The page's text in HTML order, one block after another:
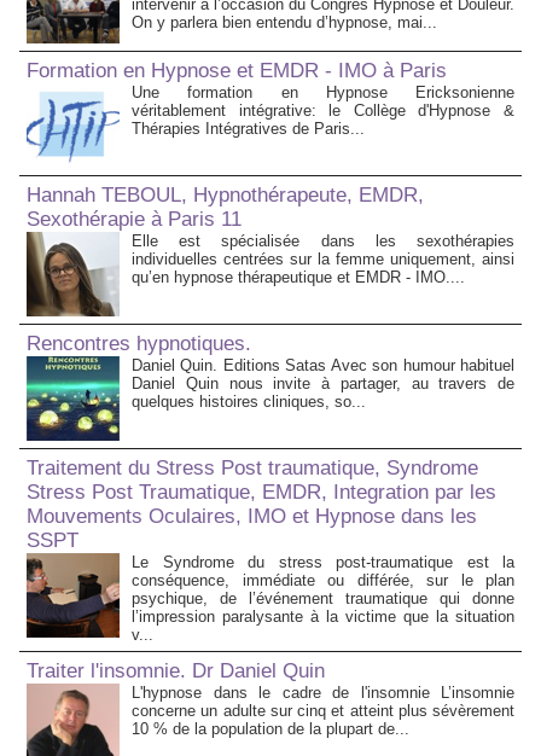
intervenir à l’occasion du Congrès Hypnose et Douleur.
On y parlera bien entendu d’hypnose, mai...
Formation en Hypnose et EMDR - IMO à Paris
Une formation en Hypnose Ericksonienne
véritablement intégrative: le Collège d'Hypnose &
Thérapies Intégratives de Paris...
Hannah TEBOUL, Hypnothérapeute, EMDR,
Sexothérapie à Paris 11
Elle est spécialisée dans les sexothérapies
individuelles centrées sur la femme uniquement, ainsi
qu’en hypnose thérapeutique et EMDR - IMO....
Rencontres hypnotiques.
Daniel Quin. Editions Satas Avec son humour habituel
Daniel Quin nous invite à partager, au travers de
quelques histoires cliniques, so...
Traitement du Stress Post traumatique, Syndrome
Stress Post Traumatique, EMDR, Integration par les
Mouvements Oculaires, IMO et Hypnose dans les
SSPT
Le Syndrome du stress post-traumatique est la
conséquence, immédiate ou différée, sur le plan
psychique, de l’événement traumatique qui donne
l’impression paralysante à la victime que la situation
v...
Traiter l'insomnie. Dr Daniel Quin
L'hypnose dans le cadre de l'insomnie L’insomnie
concerne un adulte sur cinq et atteint plus sévèrement
10 % de la population de la plupart de...